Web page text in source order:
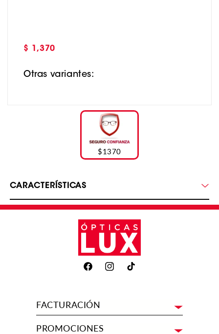
Precio
$ 1,370
Otras variantes:
$1370
CARACTERÍSTICAS
FacebookInstagramTikTok
FACTURACIÓN
PROMOCIONES